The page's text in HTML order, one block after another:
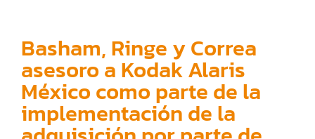
Basham, Ringe y Correa
asesoro a Kodak Alaris
México como parte de la
implementación de la